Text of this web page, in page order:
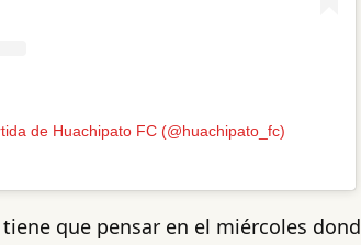
de Huachipato FC (@huachipato_fc)
que pensar en el miércoles